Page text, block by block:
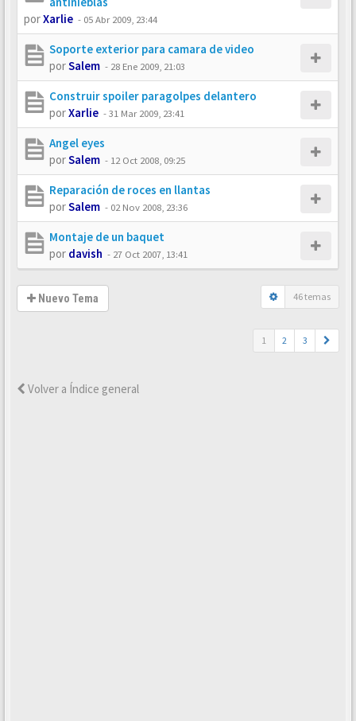
porXarlie - 05 Abr 2009, 23:44
Soporte exterior para camara de video
porSalem - 28 Ene 2009, 21:03
Construir spoiler paragolpes delantero
porXarlie -31 Mar 2009, 23:41
Angel eyes
porSalem - 12 Oct 2008, 09:25
Reparación de roces en llantas
porSalem - 02 Nov 2008, 23:36
Montaje de un baquet
por davish - 27 Oct 2007, 13:41
Nuevo Tema 46 temas
1 2 3
Volver a Índice general